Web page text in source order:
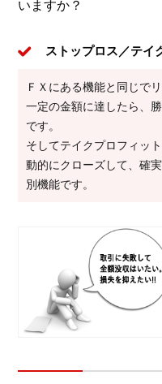
いますか？
ストップロス／テイ
ＦＸにある機能と同じで
一定の金額に達したら、
です。
そしてテイクプロフィッ
動的にクローズして、確
別機能です。